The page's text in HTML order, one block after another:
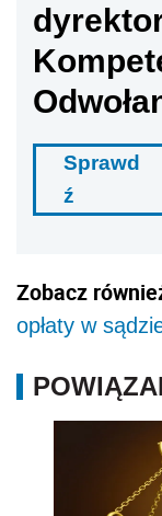
Sprawd
ź
Zobacz
opłaty w